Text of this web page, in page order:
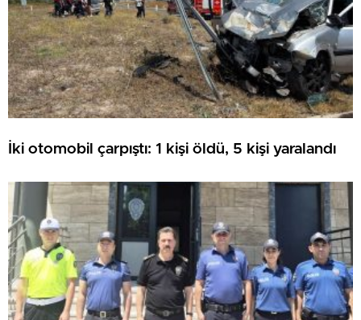
İki otomobil çarpıştı: 1 kişi öldü, 5 kişi yaralandı